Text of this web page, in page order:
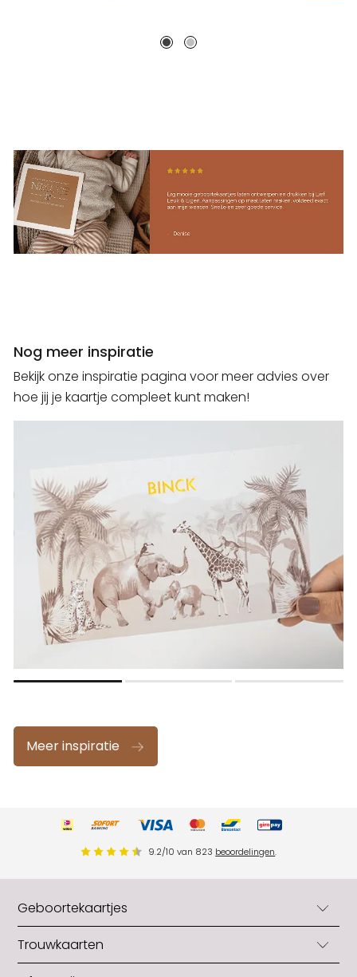
Nog meer inspiratie
Bekijk onze inspiratie pagina voor meer advies over
hoe jij je kaartje compleet kunt maken!
Meer inspiratie
9.2/10 van 823 beoordelingen.
Geboortekaartjes
Geboortekaartjes
Geboortekaartjes jongens
Trouwkaarten